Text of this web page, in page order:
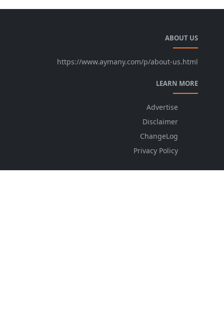
ABOUT US
https://www.aymany.com/p/about-us.html
LEARN MORE
Advertise
Disclaimer
ChangeLog
Privacy Policy